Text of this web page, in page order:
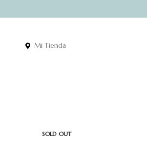
Mi Tienda
SOLD OUT